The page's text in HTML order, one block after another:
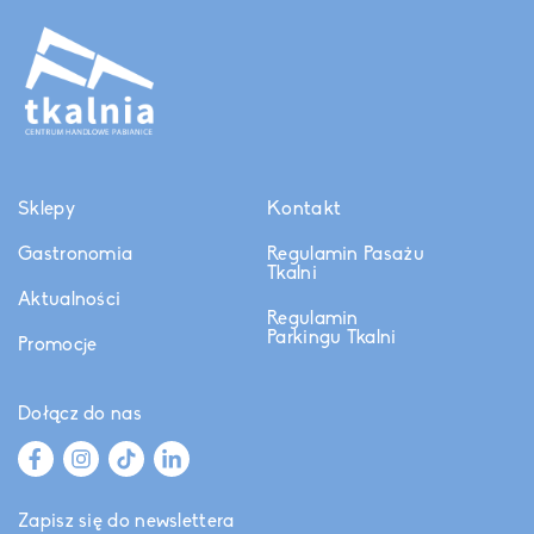
Sklepy
Gastronomia
Aktualności
Promocje
Kontakt
Regulamin Pasażu
Tkalni
Regulamin
Parkingu Tkalni
Dołącz do nas
Zapisz się do newslettera